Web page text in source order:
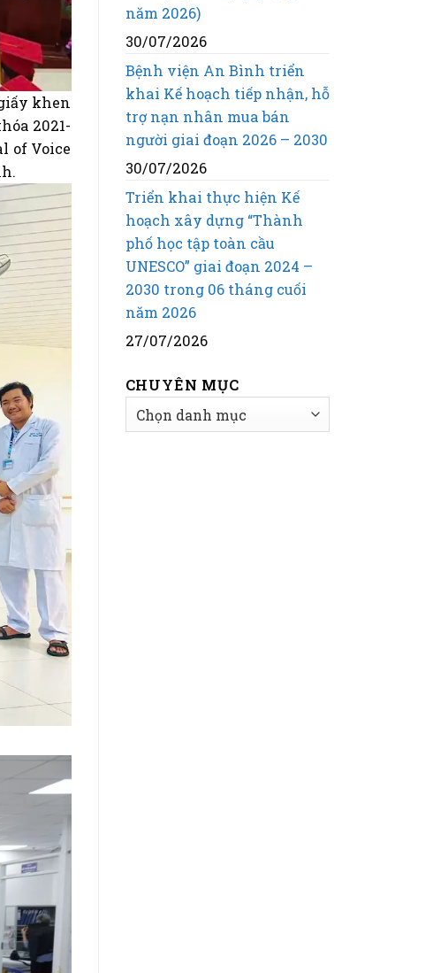
khen
2021-
of Voice
năm 2026)
30/07/2026
Bệnh viện An Bình triển
khai Kế hoạch tiếp nhận, hỗ
trợ nạn nhân mua bán
người giai đoạn 2026 – 2030
30/07/2026
Triển khai thực hiện Kế
hoạch xây dựng “Thành
phố học tập toàn cầu
UNESCO” giai đoạn 2024 –
2030 trong 06 tháng cuối
năm 2026
27/07/2026
CHUYÊN MỤC
CHUYÊN